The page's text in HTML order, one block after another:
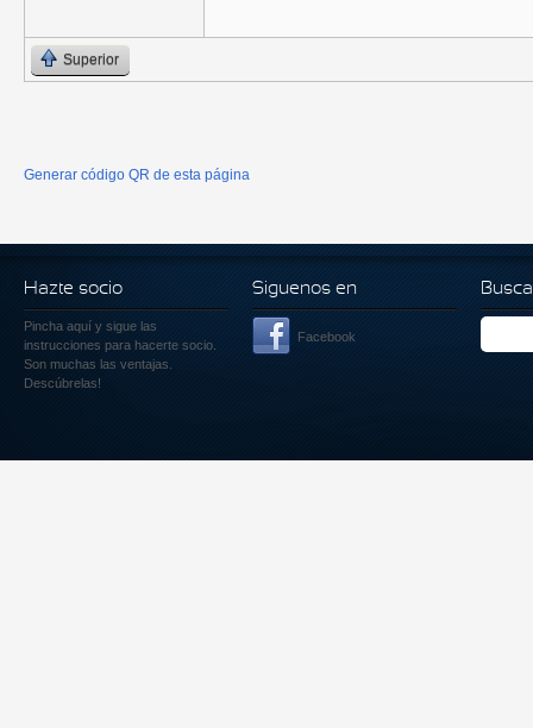
Superior
Generar código QR de esta página
Hazte socio
Pincha aquí y sigue las
instrucciones para hacerte socio.
Son muchas las ventajas.
Descúbrelas!
Siguenos en
Facebook